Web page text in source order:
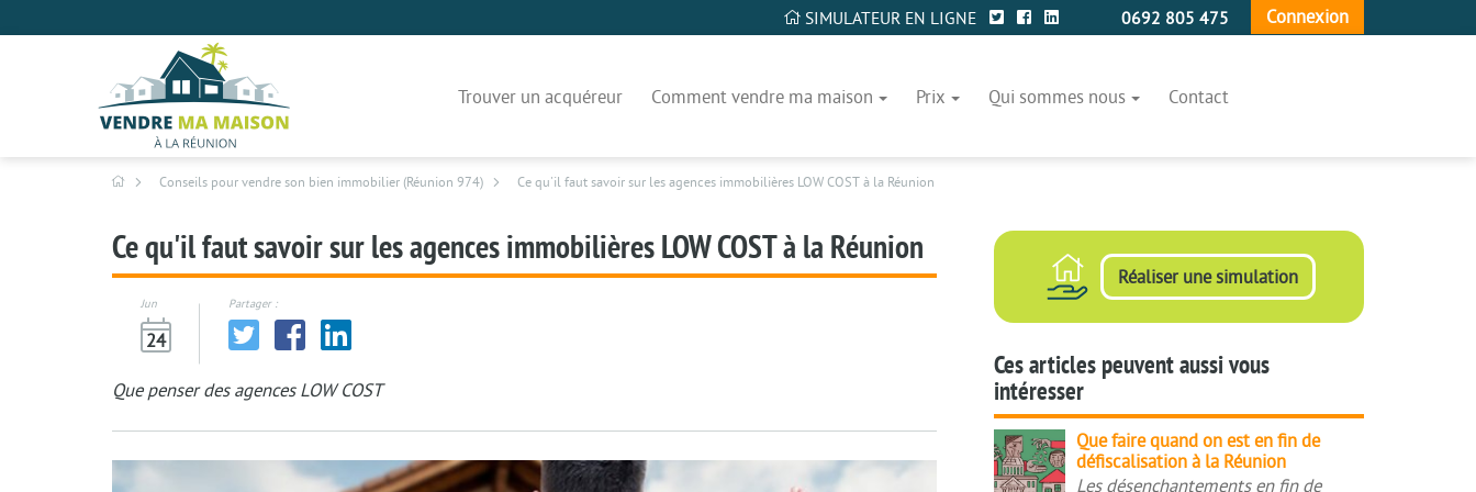
SIMULATEUR EN LIGNE 0692 805 475 Connexion
Trouver un acquéreur Comment vendre ma maison Prix Qui sommes nous Contact
Conseils pour vendre son bien immobilier (Réunion 974) Ce qu'il faut savoir sur les agences immobilières LOW COST à la Réunion
Ce qu'il faut savoir sur les agences immobilières LOW COST à la Réunion
Jun
24
Partager :
Que penser des agences LOW COST
Réaliser une simulation
Ces articles peuvent aussi vous
intéresser
Que
faire
Que faire quand on est en fin de
défiscalisation à la Réunion
Les désenchantements en fin de